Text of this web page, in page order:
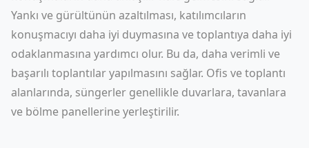
Yankı ve gürültünün azaltılması, katılımcıların
konuşmacıyı daha iyi duymasına ve toplantıya daha iyi
odaklanmasına yardımcı olur. Bu da, daha verimli ve
başarılı toplantılar yapılmasını sağlar. Ofis ve toplantı
alanlarında, süngerler genellikle duvarlara, tavanlara
ve bölme panellerine yerleştirilir.